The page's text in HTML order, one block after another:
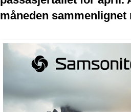
måneden